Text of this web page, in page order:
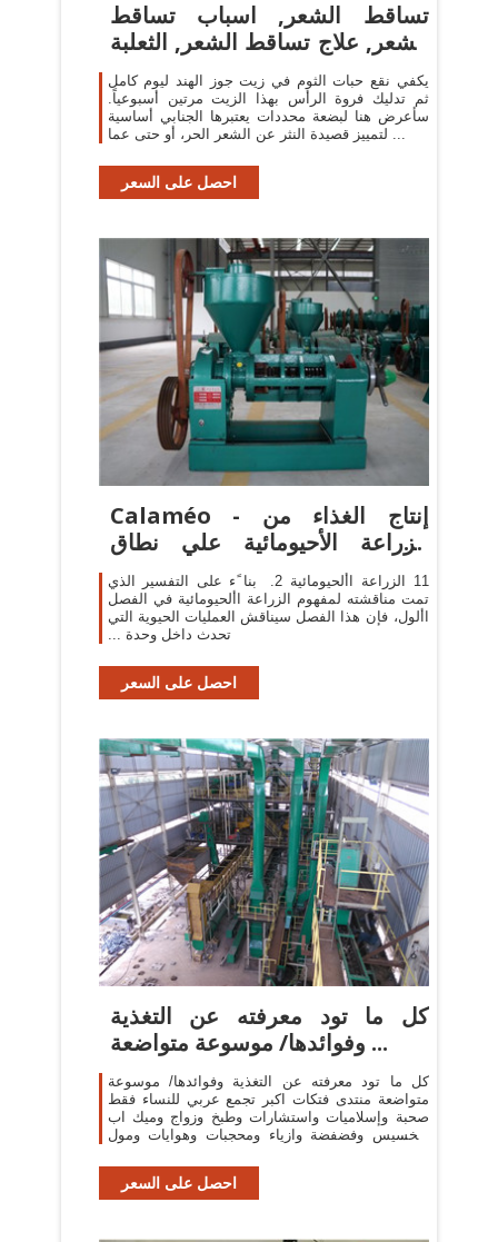
تساقط الشعر, اسباب تساقط
الشعر, علاج تساقط الشعر, الثعلبة
...
يكفي نقع حبات الثوم في زيت جوز الهند ليوم كامل
ثم تدليك فروة الرأس بهذا الزيت مرتين أسبوعياً.
سأعرض هنا لبضعة محددات يعتبرها الجنابي أساسية
لتمييز قصيدة النثر عن الشعر الحر، أو حتى عما ...
احصل على السعر
Calaméo - إنتاج الغذاء من
الزراعة الأحيومائية علي نطاق
صغير
‫‪11‬‬ ‫الزراعة األحيومائية‬ ‫‪ .2‬‬ ‫بنا ًء على التفسير الذي
تمت مناقشته لمفهوم الزراعة األحيومائية في الفصل
األول‪ ،‬فإن هذا الفصل سيناقش‬ ‫العمليات الحيوية التي
تحدث داخل وحدة ...
احصل على السعر
كل ما تود معرفته عن التغذية
وفوائدها/ موسوعة متواضعة ...
كل ما تود معرفته عن التغذية وفوائدها/ موسوعة
متواضعة منتدى فتكات اكبر تجمع عربي للنساء فقط
صحبة وإسلاميات واستشارات وطبخ وزواج وميك اب
وتخسيس وفضفضة وازياء ومحجبات وهوايات ومول
احصل على السعر